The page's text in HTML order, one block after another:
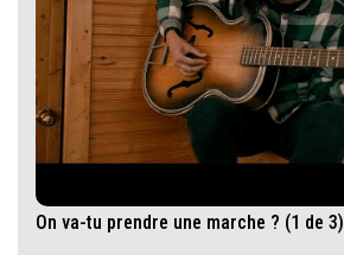
On va-tu prendre une marche ? (1 de 3)